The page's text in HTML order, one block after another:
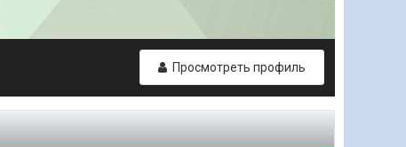
Просмотреть профиль